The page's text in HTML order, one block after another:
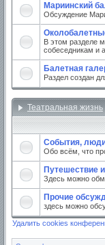
Мариинский
Обсуждение
В этом разделе
собеседникам и
Балетная
Раздел создан
Театральная жизнь
События,
Обо всём, что
Путешествие
Здесь можно
Прочие
здесь можно
Удалить cookies